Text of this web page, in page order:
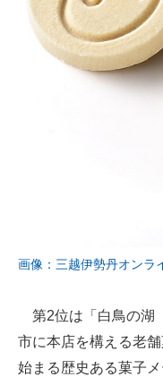
画像：三越伊勢丹オンラ
第2位は「白鳥の湖
市に本店を構える老
始まる歴史ある菓子